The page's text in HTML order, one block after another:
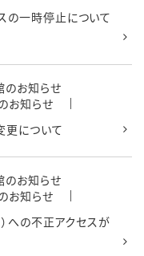
の一時停止について
お知らせ
お知らせ
更について
お知らせ
お知らせ
への不正アクセスが